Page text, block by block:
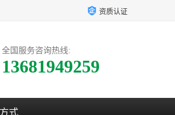
资质认证
全国服务咨询热线:
13681949259
式